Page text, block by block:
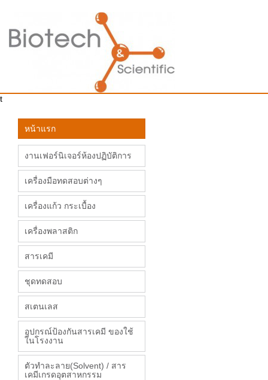
t
หน้าแรก
งานเฟอร์นิเจอร์ห้องปฏิบัติการ
เครื่องมือทดสอบต่างๆ
เครื่องแก้ว กระเบื้อง
เครื่องพลาสติก
สารเคมี
ชุดทดสอบ
สเตนเลส
อุปกรณ์ป้องกันสารเคมี ของใช้
ในโรงงาน
ตัวทำละลาย(Solvent) / สาร
เคมีเกรดอุตสาหกรรม